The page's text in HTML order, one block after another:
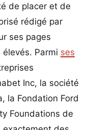
de placer et de
rédigé par
ses pages
Parmi ses
Inc, la société
la Fondation Ford
Foundations de